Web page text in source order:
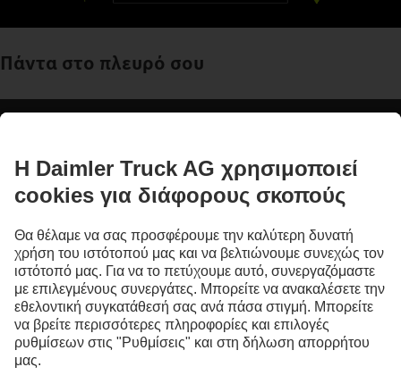
Πάντα στο πλευρό σου
Οι εικόνες και τα κείμενα μπορεί να περιέχουν αξεσουάρ και προαιρετικό εξοπλισμό
που δεν ανήκουν στον βασικό παραδοτέο εξοπλισμό. Οι εικόνες είναι ενδεικτικές
και είναι πιθανό να μην αντικατοπτρίζουν την πραγματική κατάσταση του οχήματος.
Η εμφάνιση του οχήματος μπορεί να διαφέρει από τις εικόνες. Με την επιφύλαξη
αλλαγών. Στις εικόνες και τα κείμενα ενδέχεται επίσης να περιέχονται τύποι,
υπηρεσίες υποστήριξης, υπηρεσίες και προϊόντα που δεν διατίθενται σε ορισμένες
χώρες.